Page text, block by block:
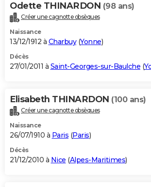
Odette THINARDON (98 ans)
Créer une cagnotte obsèques
Naissance
13/12/1912 à Charbuy(Yonne)
Décès
27/01/2011 à Saint-Georges-sur-Baulche (
Elisabeth THINARDON (100 ans)
Créer une cagnotte obsèques
Naissance
26/07/1910 à Paris (Paris)
Décès
21/12/2010 à Nice (Alpes-Maritimes)